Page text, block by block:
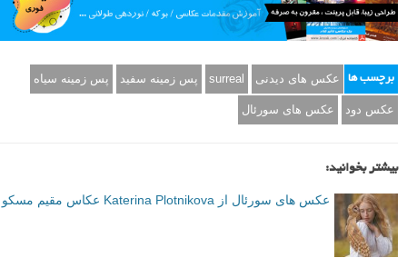
برچسب ها عکس های دیدنی surreal پس زمینه سفید پس زمینه سیاه
عکس دود عکس های سورئال
بیشتر بخوانید:
عکس های سورئال از Katerina Plotnikova عکاس مقیم مسکو